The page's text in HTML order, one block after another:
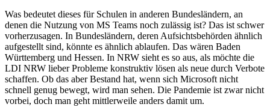
Was bedeutet dieses für Schulen in anderen Bundesländern, an
denen die Nutzung von MS Teams noch zulässig ist? Das ist schwer
vorherzusagen. In Bundesländern, deren Aufsichtsbehörden ähnlich
aufgestellt sind, könnte es ähnlich ablaufen. Das wären Baden
Württemberg und Hessen. In NRW sieht es so aus, als möchte die
LDI NRW lieber Probleme konstruktiv lösen als neue durch Verbote
schaffen. Ob das aber Bestand hat, wenn sich Microsoft nicht
schnell genug bewegt, wird man sehen. Die Pandemie ist zwar nicht
vorbei, doch man geht mittlerweile anders damit um.